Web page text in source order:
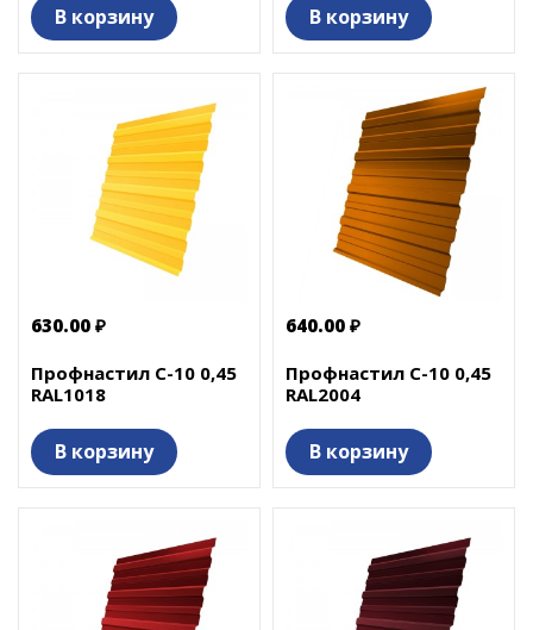
В корзину В корзину
630.00 ₽
Профнастил С-10 0,45
RAL1018
В корзину
640.00 ₽
Профнастил С-10 0,45
RAL2004
В корзину